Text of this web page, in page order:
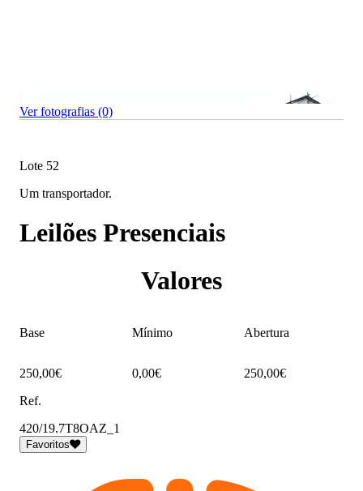
Ver fotografias (0)
Lote 52
Um transportador.
Leilões Presenciais
Valores
Base Mínimo Abertura
250,00€ 0,00€
250,00€
Ref.
420/19.7T8OAZ_1
Favoritos